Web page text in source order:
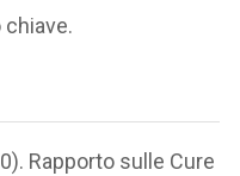
chiave.
Rapporto sulle Cure